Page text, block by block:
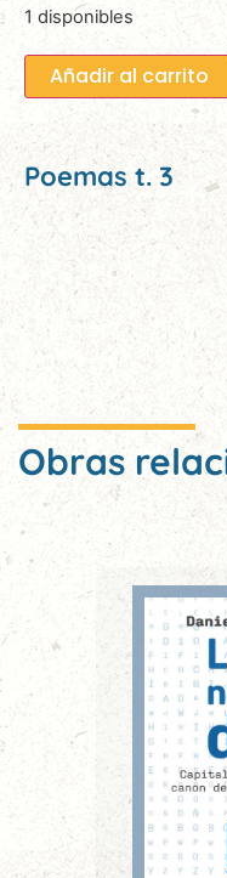
1 disponibles
Añadir al carrito
Poemas t. 3
Obras